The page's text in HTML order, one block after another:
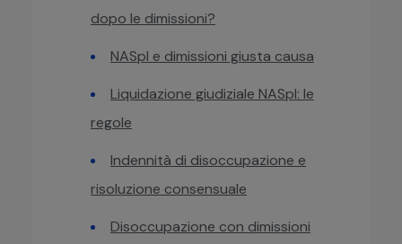
dopo le dimissioni?
NASpI e dimissioni giusta causa
Liquidazione giudiziale NASpI: le
regole
Indennità di disoccupazione e
risoluzione consensuale
Disoccupazione con dimissioni